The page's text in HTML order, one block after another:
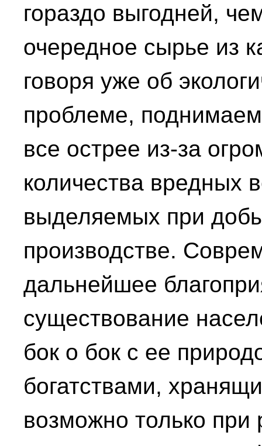
гораздо выгодней,
очередное сырье из
говоря уже об
проблеме,
все острее из-за
количества вредных
выделяемых при
производстве.
дальнейшее
существование
бок о бок с ее
богатствами,
возможно только